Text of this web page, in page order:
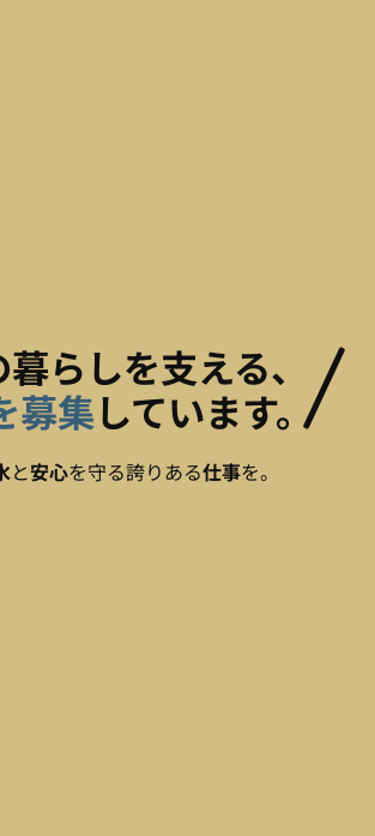
らしを支える、
募集しています。
と安心を守る誇りある仕事を。